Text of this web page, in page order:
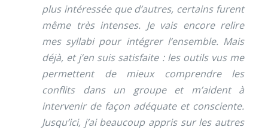
plus intéressée que d’autres, certains furent
même très intenses. Je vais encore relire
mes syllabi pour intégrer l’ensemble. Mais
déjà, et j’en suis satisfaite : les outils vus me
permettent de mieux comprendre les
conflits dans un groupe et m’aident à
intervenir de façon adéquate et consciente.
Jusqu’ici, j’ai beaucoup appris sur les autres